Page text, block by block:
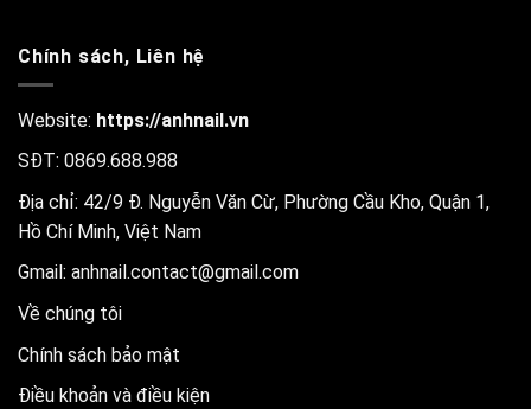
Chính sách, Liên hệ
Website: https://anhnail.vn
SĐT: 0869.688.988
Địa chỉ: 42/9 Đ. Nguyễn Văn Cừ, Phường Cầu Kho, Quận 1,
Hồ Chí Minh, Việt Nam
Gmail: anhnail.contact@gmail.com
Về chúng tôi
Chính sách bảo mật
Điều khoản và điều kiện